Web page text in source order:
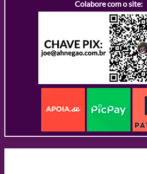
Colabore com o site: